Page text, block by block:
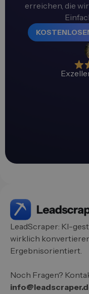
erreichen, die
LeadScraper: KI-
wirklich
Ergebnisorientiert.
Noch Fragen?